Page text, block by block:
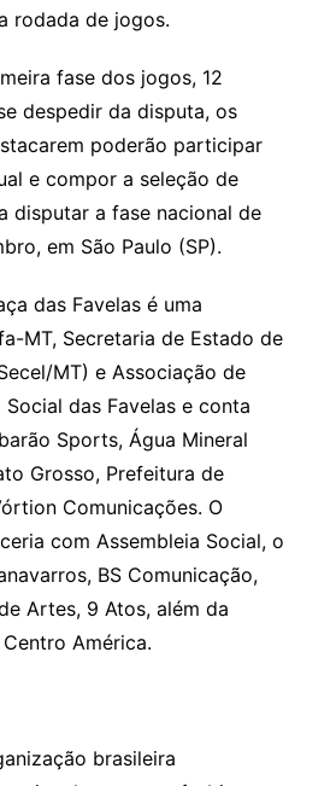
rodada de jogos.
fase dos jogos, 12
despedir da disputa, os
poderão participar
e compor a seleção de
disputar a fase nacional de
em São Paulo (SP).
das Favelas é uma
MT, Secretaria de Estado de
MT) e Associação de
das Favelas e conta
Sports, Água Mineral
Grosso, Prefeitura de
Comunicações. O
com Assembleia Social, o
BS Comunicação,
Artes, 9 Atos, além da
América.
brasileira